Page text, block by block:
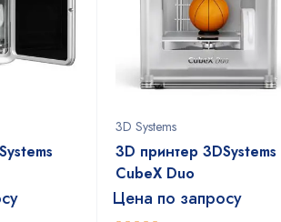
3D Systems
3D принтер 3DSystems
CubeX Duo
Цена по запросу